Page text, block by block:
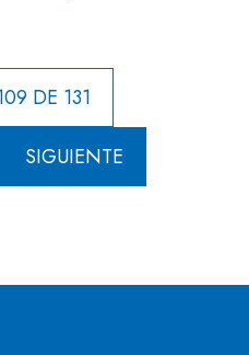
DE 131
SIGUIENTE